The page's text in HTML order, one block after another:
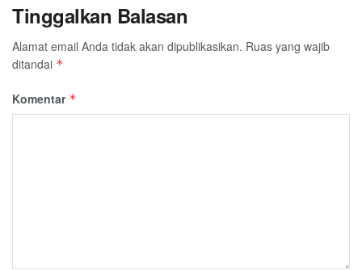
Tinggalkan Balasan
Alamat email Anda tidak akan dipublikasikan. Ruas yang wajib
ditandai *
Komentar *